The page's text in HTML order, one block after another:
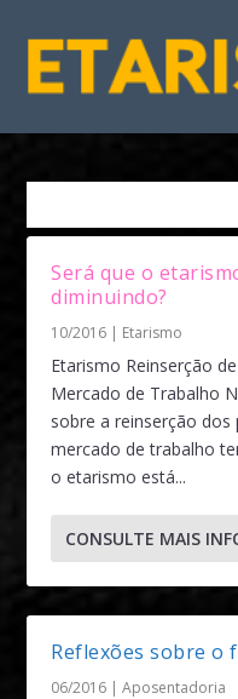
Será que o
diminuindo?
10/2016 | Etarismo
Etarismo Reinserção
Mercado de Trabalho
sobre a reinserção
mercado de trabalho
o etarismo está...
CONSULTE MAIS
Reflexões sobre o
06/2016 |Aposentadoria